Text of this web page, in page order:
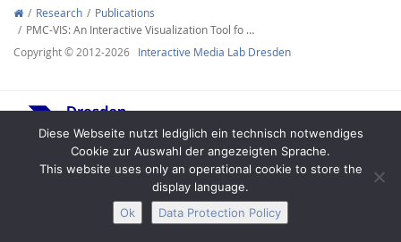
Facebook
Youtube
RSS
Research
Publications
PMC-VIS: An Interactive Visualization Tool fo …
Copyright © 2012-2026 Interactive Media Lab Dresden
Legal Notice Privacy
Diese Webseite nutzt lediglich ein technisch notwendiges
Cookie zur Auswahl der angezeigten Sprache.
This website uses only an operational cookie to store the
display language.
Ok
Data Protection Policy